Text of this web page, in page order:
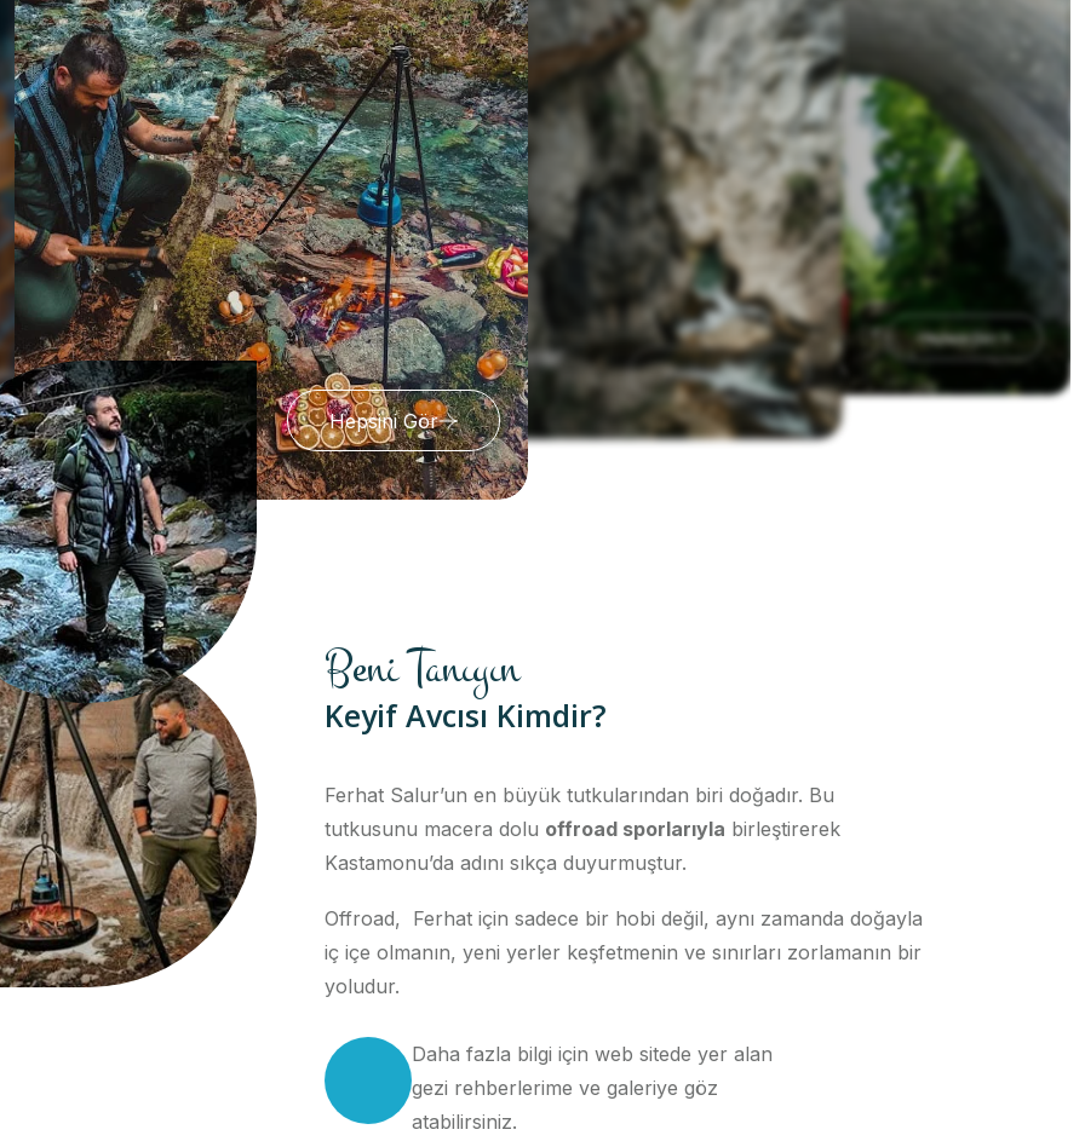
Gör
Kanyonlar
Hepsini Gör
Mağaralar
Hepsini Gör
Şelaleler
Hepsini Gör
Beni Tanıyın
Keyif Avcısı Kimdir?
Ferhat Salur’un en büyük tutkularından biri doğadır. Bu
tutkusunu macera dolu offroad sporlarıyla birleştirerek
Kastamonu’da adını sıkça duyurmuştur.
Offroad, Ferhat için sadece bir hobi değil, aynı zamanda doğayla
iç içe olmanın, yeni yerler keşfetmenin ve sınırları zorlamanın bir
yoludur.
Daha fazla bilgi için web sitede yer alan
gezi rehberlerime ve galeriye göz
atabilirsiniz.